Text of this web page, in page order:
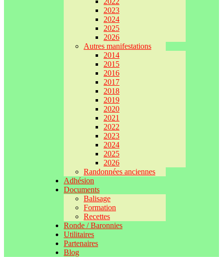
2023
2024
2025
2026
Autres manifestations
2014
2015
2016
2017
2018
2019
2020
2021
2022
2023
2024
2025
2026
Randonnées anciennes
Adhésion
Documents
Balisage
Formation
Recettes
Ronde / Baronnies
Utilitaires
Partenaires
Blog